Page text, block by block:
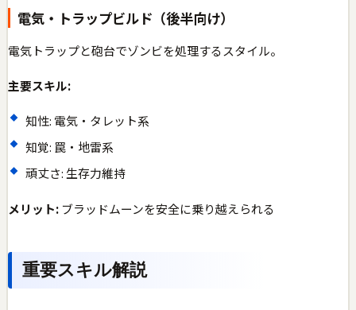
電気・トラップビルド（後半向け）
電気トラップと砲台でゾンビを処理するスタイル。
主要スキル:
知性: 電気・タレット系
知覚: 罠・地雷系
頑丈さ: 生存力維持
メリット:ブラッドムーンを安全に乗り越えられる
重要スキル解説